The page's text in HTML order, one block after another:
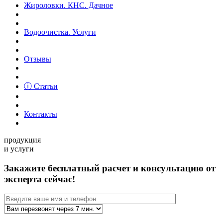
Жироловки. КНС. Дачное
Водоочистка. Услуги
Отзывы
ⓘ Статьи
Контакты
продукция
и услуги
Закажите бесплатный расчет и консультацию от
эксперта сейчас!